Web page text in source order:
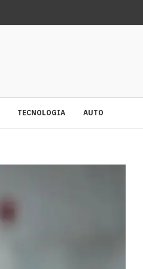
TECNOLOGIA AUTO